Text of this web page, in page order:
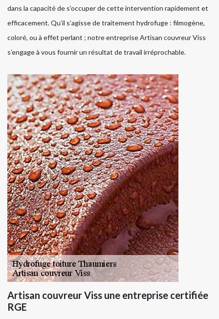
dans la capacité de s’occuper de cette intervention rapidement et
efficacement. Qu’il s’agisse de traitement hydrofuge : filmogène,
coloré, ou à effet perlant ; notre entreprise Artisan couvreur Viss
s’engage à vous fournir un résultat de travail irréprochable.
Artisan couvreur Viss une entreprise certifiée
RGE